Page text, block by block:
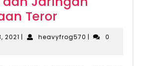
Teror
Italia
Loretta
2021 October
| heavyfrog570 heavyfrog570
|
0